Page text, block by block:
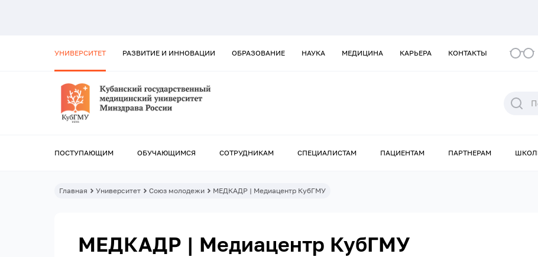
УНИВЕРСИТЕТ РАЗВИТИЕ И ИННОВАЦИИ ОБРАЗОВАНИЕ НАУКА МЕДИЦИНА КАРЬЕРА КОНТАКТЫ
ПОСТУПАЮЩИМ ОБУЧАЮЩИМСЯ СОТРУДНИКАМ СПЕЦИАЛИСТАМ ПАЦИЕНТАМ ПАРТНЕРАМ
Главная Университет Союз молодежи МЕДКАДР | Медиацентр КубГМУ
МЕДКАДР | Медиацентр КубГМУ